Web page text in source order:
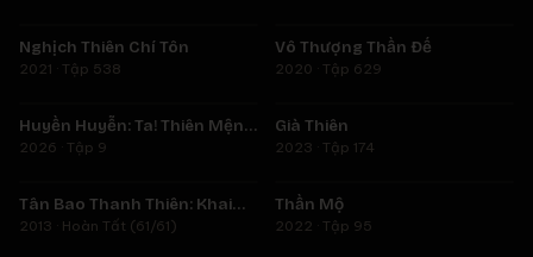
★9.0
Nghịch Thiên Chí Tôn
2021 · Tập 538
★7.4
Vô Thượng Thần Đế
2020 · Tập 629
Huyền Huyễn: Ta! Thiên Mệnh
Trùm Phản Diện
2026 · Tập 9
★8.9
Già Thiên
2023 · Tập 174
★ 7.0
Tân Bao Thanh Thiên: Khai
Phong Kỳ Án
2013 · Hoàn Tất (61/61)
★6.2
Thần Mộ
2022 · Tập 95
Hoàn tất (30/30)